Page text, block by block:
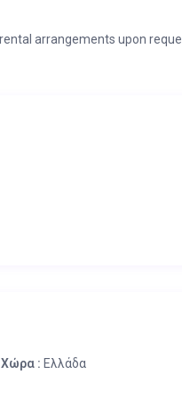
arrangements upon
Χώρα : Ελλάδα